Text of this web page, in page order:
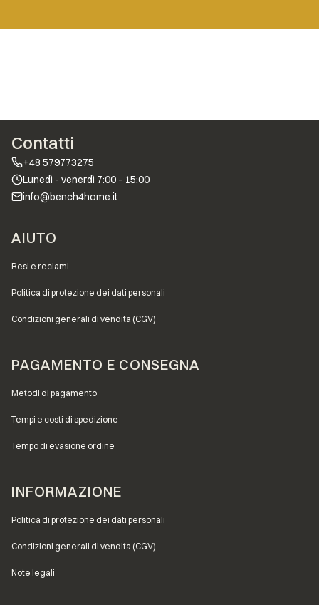
Contatti
+48 579773275
Lunedì - venerdì 7:00 - 15:00
info@bench4home.it
Menu a piè di pagina
AIUTO
Resi e reclami
Politica di protezione dei dati personali
Condizioni generali di vendita (CGV)
PAGAMENTO E CONSEGNA
Metodi di pagamento
Tempi e costi di spedizione
Tempo di evasione ordine
INFORMAZIONE
Politica di protezione dei dati personali
Condizioni generali di vendita (CGV)
Note legali